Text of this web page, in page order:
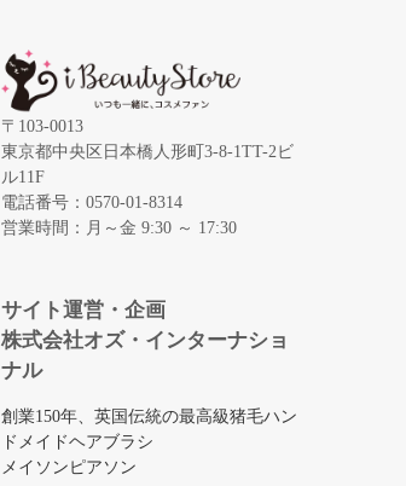
〒103-0013
東京都中央区日本橋人形町3-8-1TT-2ビ
ル11F
電話番号：0570-01-8314
営業時間：月～金 9:30 ～ 17:30
サイト運営・企画
株式会社オズ・インターナショ
ナル
創業150年、英国伝統の最高級猪毛ハン
ドメイドヘアブラシ
メイソンピアソン